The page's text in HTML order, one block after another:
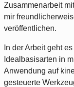
Zusammenarbeit
mir
veröffentlichen.
In der Arbeit geht
Idealbasisarten in
Anwendung auf
gesteuerte